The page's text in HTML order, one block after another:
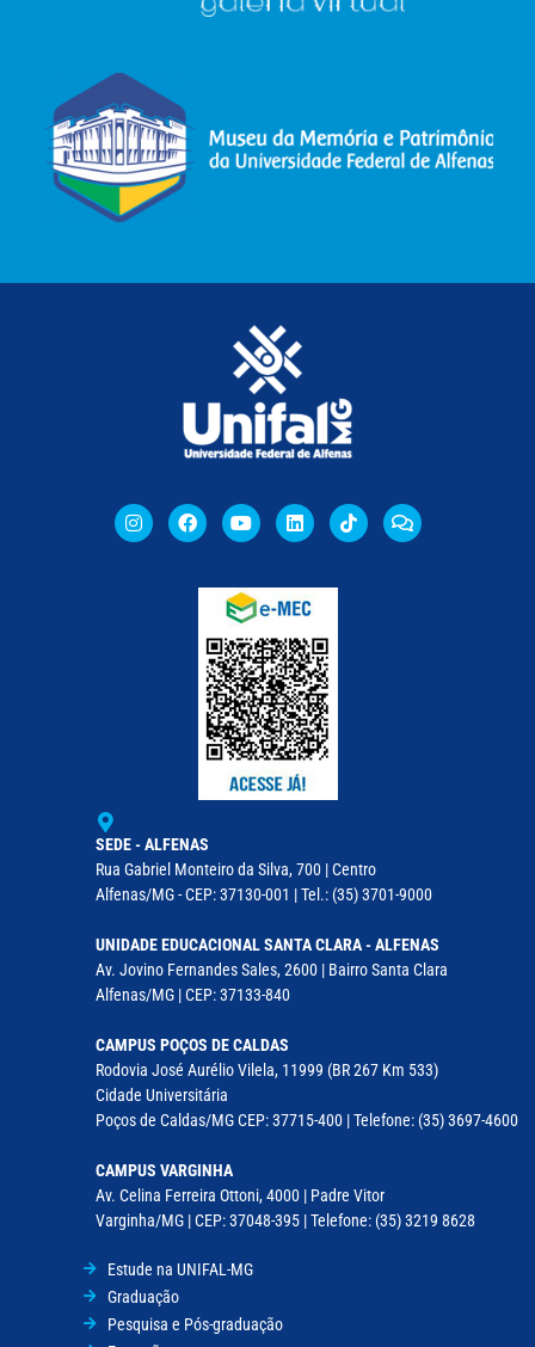
SEDE - ALFENAS
Rua Gabriel Monteiro da Silva, 700 | Centro
Alfenas/MG - CEP: 37130-001 | Tel.: (35) 3701-9000
UNIDADE EDUCACIONAL SANTA CLARA - ALFENAS
Av. Jovino Fernandes Sales, 2600 | Bairro Santa Clara
Alfenas/MG | CEP: 37133-840
CAMPUS POÇOS DE CALDAS
Rodovia José Aurélio Vilela, 11999 (BR 267 Km 533)
Cidade Universitária
Poços de Caldas/MG CEP: 37715-400 | Telefone: (35) 3697-4600
CAMPUS VARGINHA
Av. Celina Ferreira Ottoni, 4000 | Padre Vitor
Varginha/MG | CEP: 37048-395 | Telefone: (35) 3219 8628
Estude na UNIFAL-MG
Graduação
Pesquisa e Pós-graduação